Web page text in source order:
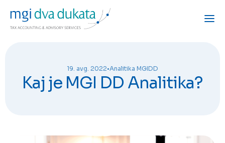
19. avg. 2022•Analitika MGIDD
Kaj je MGI DD Analitika?